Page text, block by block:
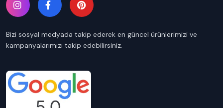
Bizi sosyal medyada takip ederek en güncel ürünlerimizi ve
kampanyalarımızı takip edebilirsiniz.